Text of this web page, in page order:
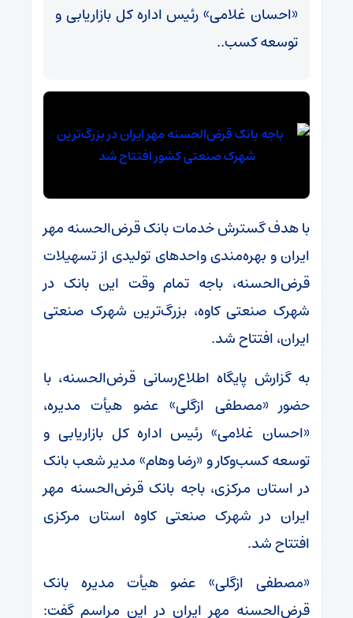
«احسان غلامی» رئیس اداره کل بازاریابی و
توسعه کسب‌..
با هدف گسترش خدمات بانک قرض‌الحسنه مهر
ایران و بهره‌مندی واحدهای تولیدی از تسهیلات
قرض‌الحسنه، باجه تمام وقت این بانک در
شهرک صنعتی کاوه، بزرگ‌ترین شهرک صنعتی
ایران، افتتاح شد.
به گزارش پایگاه اطلاع‌رسانی قرض‌الحسنه، با
حضور «مصطفی ازگلی» عضو هیأت مدیره،
«احسان غلامی» رئیس اداره کل بازاریابی و
توسعه کسب‌وکار و «رضا وهام» مدیر شعب بانک
در استان مرکزی، باجه بانک قرض‌الحسنه مهر
ایران در شهرک صنعتی کاوه استان مرکزی
افتتاح شد.
«مصطفی ازگلی» عضو هیأت مدیره بانک
قرض‌الحسنه مهر ایران در این مراسم گفت: